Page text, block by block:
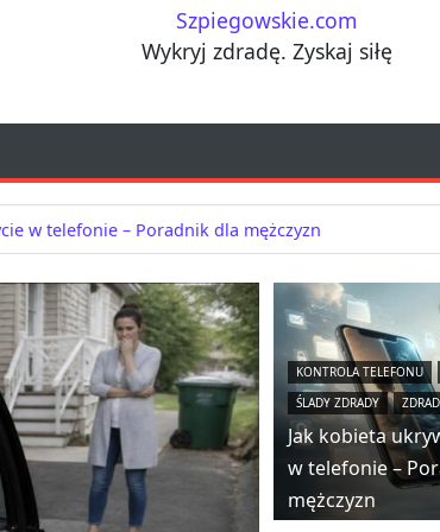
Szpiegowskie.com
Wykryj zdradę. Zyskaj siłę
w telefonie – Poradnik dla mężczyzn
KONTROLA TELEFONU
ŚLADY ZDRADY
Jak kobieta
w telefonie –
mężczyzn